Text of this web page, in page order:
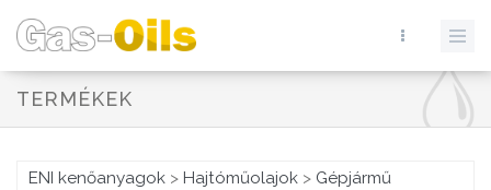
TERMÉKEK
ENI kenőanyagok > Hajtóműolajok > Gépjármű